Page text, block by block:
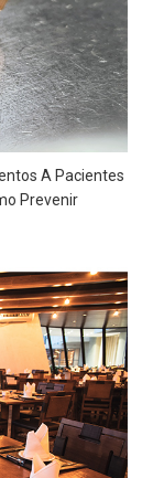
A Pacientes
Prevenir